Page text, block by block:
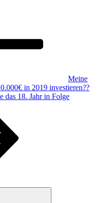
Meine
in 2019 investieren??
das 18. Jahr in Folge